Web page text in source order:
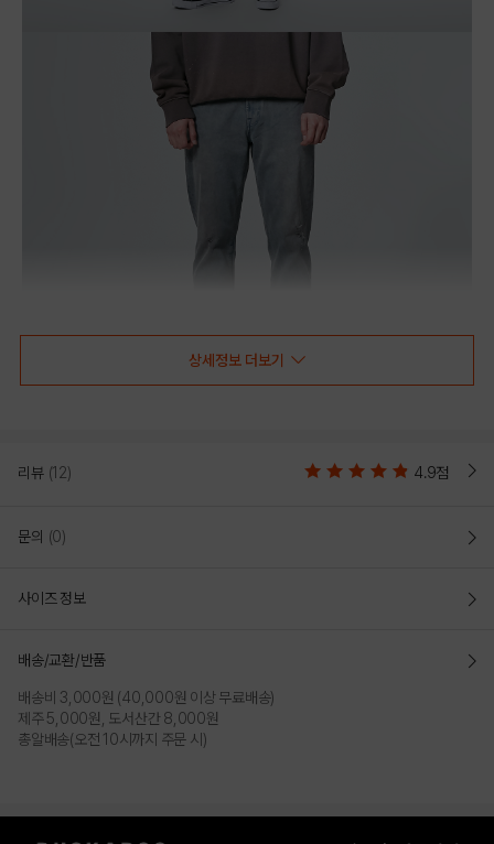
상세정보 더보기
리뷰 (12) 4.9점
문의 (0)
사이즈 정보
배송/교환/반품
배송비 3,000원 (40,000원 이상 무료배송)
제주 5,000원, 도서산간 8,000원
총알배송(오전 10시까지 주문 시)